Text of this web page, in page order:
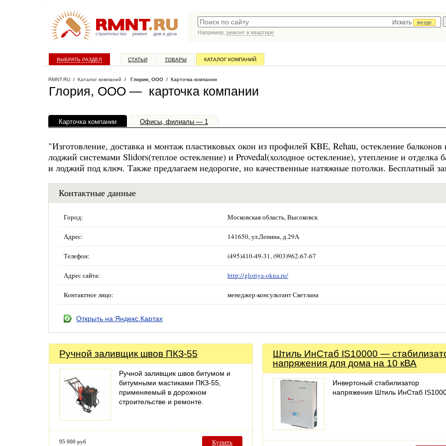
строительство ремонт дом и дача
Искать
везде
Например, ремонт в квартире
ВЫБРАТЬ РАЗДЕЛ СТАТЬИ ТОВАРЫ КАТАЛОГ КОМПАНИЙ
RMNT.RU / Каталог компаний / Глория, ООО / Карточка компании
Глория, ООО — карточка компании
Карточка компании Офисы, филиалы — 1
"Изготовление, доставка и монтаж пластиковых окон из профилей KBE, Rehau, остекление балконов
лоджий системами Slidors(теплое остекление) и Provedal(холодное остекление), утепление и отделка
и лоджий под ключ. Также предлагаем недорогие, но качественные натяжные потолки. Бесплатный
Контактные данные
Город: Московская область, Высоковск
Адрес: 141650, ул.Ленина, д.29А
Телефон: (495)410-49-31, (903)962-67-67
Адрес сайта: http://gloriya-okna.ru/
Контактное лицо: менеджер-консультант Светлана
Открыть на Яндекс.Картах
Ручной заливщик швов ПКЗ-55
Ручной заливщик швов битумом и
битумными мастиками ПКЗ-55,
применяемый в дорожном
строительстве и ремонте.
95 000 руб Купить
Штиль ИнСтаб IS10000 —
напряжения для дома на 10 кВА
Инвертоный стабилизатор
напряжения Штиль ИнСтаб